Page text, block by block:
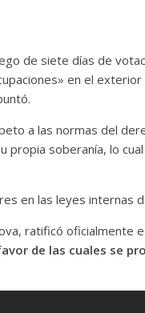
de siete días de
en el
a las normas del
soberanía, lo
en las leyes internas
ratificó oficialmente
de las cuales se